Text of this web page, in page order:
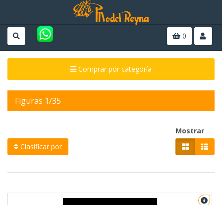
0
Comprar por categoría
Figuras 1/35
Clasificar por
Mostrar